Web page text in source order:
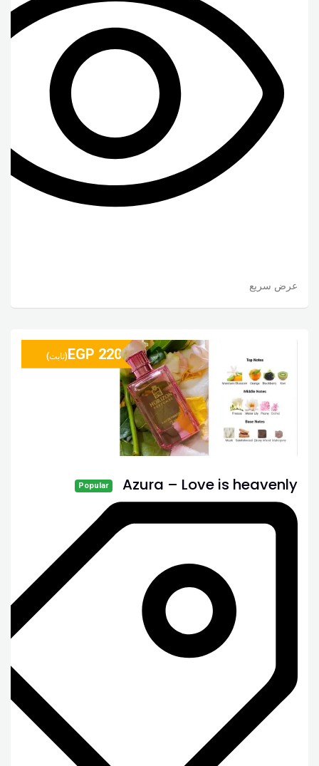
عرض سريع
Azura – Love is heavenly
Popular
EGP 220 (ثابت)